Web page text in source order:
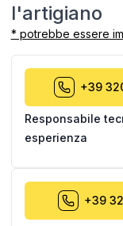
l'artigiano
* potrebbe essere
+39
Responsabile
esperienza
+39